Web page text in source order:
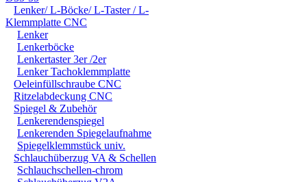
Lenker/ L-Böcke/ L-Taster / L-
Klemmplatte CNC
Lenker
Lenkerböcke
Lenkertaster 3er /2er
Lenker Tachoklemmplatte
Oeleinfüllschraube CNC
Ritzelabdeckung CNC
Spiegel & Zubehör
Lenkerendenspiegel
Lenkerenden Spiegelaufnahme
Spiegelklemmstück univ.
Schlauchüberzug VA & Schellen
Schlauchschellen-chrom